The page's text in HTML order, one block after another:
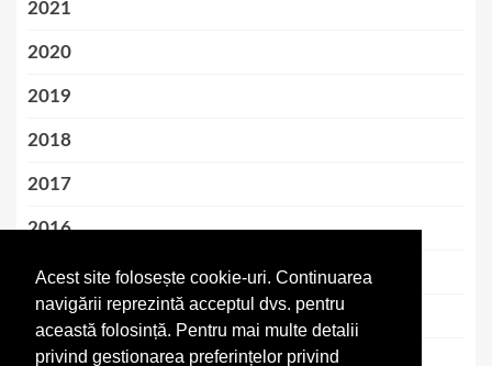
Acest site folosește cookie-uri. Continuarea
navigării reprezintă acceptul dvs. pentru
această folosință. Pentru mai multe detalii
privind gestionarea preferințelor privind
2021
2020
2019
2018
2017
2016
2015
2014
2013